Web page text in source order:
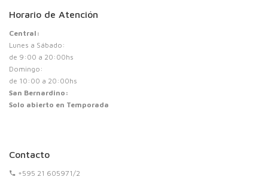
Horario de Atención
Central:
Lunes a Sábado:
de 9:00 a 20:00hs
Domingo:
de 10:00 a 20:00hs
San Bernardino:
Solo abierto en Temporada
Contacto
+595 21 605971/2